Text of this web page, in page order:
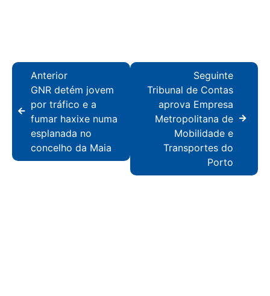
Anterior
GNR detém jovem
por tráfico e a
fumar haxixe numa
esplanada no
concelho da Maia
Seguinte
Tribunal de Contas
aprova Empresa
Metropolitana de
Mobilidade e
Transportes do
Porto